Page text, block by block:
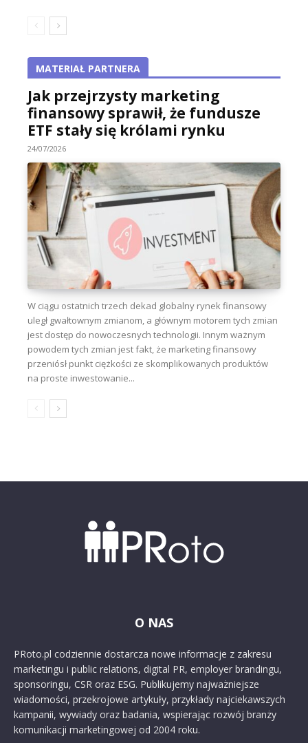
MATERIAŁ PARTNERA
Jak przejrzysty marketing
finansowy sprawił, że fundusze
ETF stały się królami rynku
24/07/2026
W ciągu ostatnich trzech dekad globalny rynek finansowy
uległ gwałtownym zmianom, a głównym motorem tych zmian
jest dostęp do nowoczesnych technologii. Innym ważnym
powodem tych zmian jest fakt, że marketing finansowy
przeniósł punkt ciężkości ze skomplikowanych produktów
na proste inwestowanie...
O NAS
PRoto.pl codziennie dostarcza nowe informacje z zakresu
marketingu i public relations, digital PR, employer brandingu,
sponsoringu, CSR oraz ESG. Publikujemy najważniejsze
wiadomości, przekrojowe artykuły, przykłady najciekawszych
kampanii, wywiady oraz badania, wspierając rozwój branży
komunikacji marketingowej od 2004 roku.